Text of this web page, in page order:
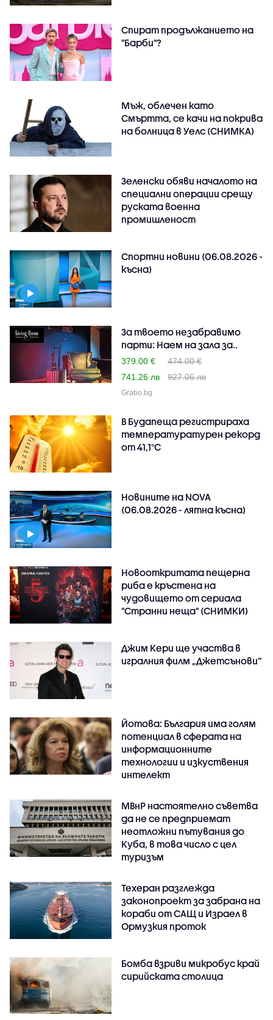
Спират продължанието на
"Барби"?
Мъж, облечен като
Смъртта, се качи на покрива
на болница в Уелс (СНИМКА)
Зеленски обяви началото на
специални операции срещу
руската военна
промишленост
Спортни новини (06.08.2026 -
късна)
За твоето незабравимо
парти: Наем на зала за..
379.00 €
474.00 €
741.26 лв
927.06 лв
Grabo.bg
В Будапеща регистрираха
температуратурен рекорд
от 41,1°C
Новините на NOVA
(06.08.2026 - лятна късна)
Новооткритата пещерна
риба е кръстена на
чудовището от сериала
"Странни неща" (СНИМКИ)
Джим Кери ще участва в
игралния филм „Джетсънови“
Йотова: България има голям
потенциал в сферата на
информационните
технологии и изкуствения
интелект
МВнР настоятелно съветва
да не се предприемат
неотложни пътувания до
Куба, в това число с цел
туризъм
Техеран разглежда
законопроект за забрана на
кораби от САЩ и Израел в
Ормузкия проток
Бомба взриви микробус край
сирийската столица